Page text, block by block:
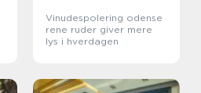
Vinudespolering odense
rene ruder giver mere
lys i hverdagen